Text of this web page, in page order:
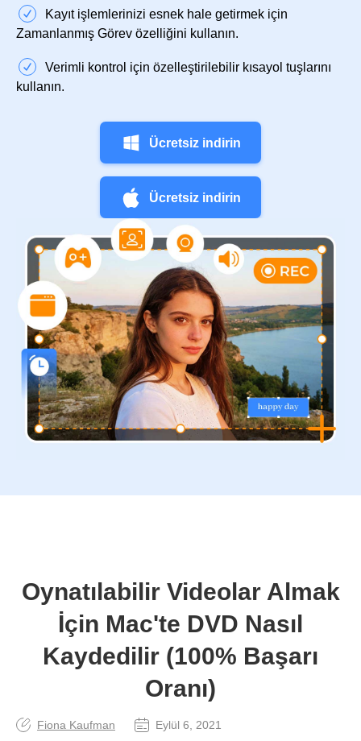
Kayıt işlemlerinizi esnek hale getirmek için
Zamanlanmış Görev özelliğini kullanın.
Verimli kontrol için özelleştirilebilir kısayol tuşlarını
kullanın.
Ücretsiz indirin
Ücretsiz indirin
Oynatılabilir Videolar Almak
İçin Mac'te DVD Nasıl
Kaydedilir (100% Başarı
Oranı)
Fiona Kaufman
Eylül 6, 2021